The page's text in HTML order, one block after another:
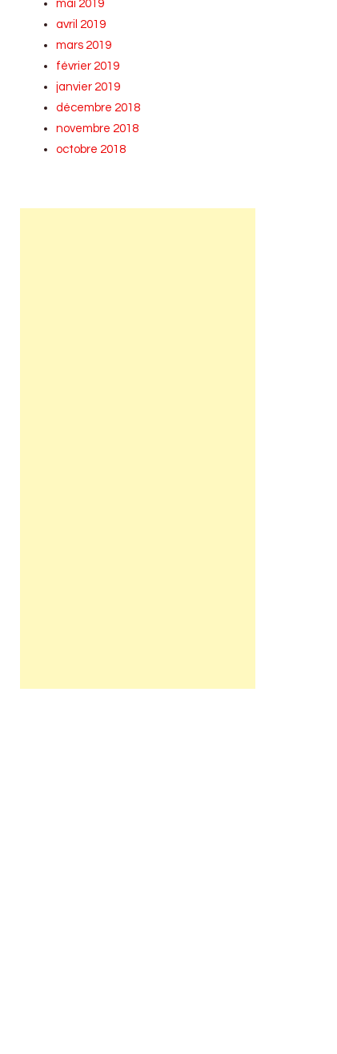
mai 2019
avril 2019
mars 2019
février 2019
janvier 2019
décembre 2018
novembre 2018
octobre 2018